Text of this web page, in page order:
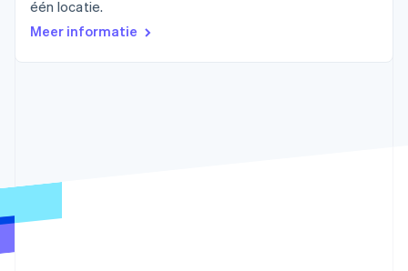
Meer
Product roadmap
CO₂-verwijdering
Online identiteitsverificatie
dienstverlening
één locatie.
Meer informatie